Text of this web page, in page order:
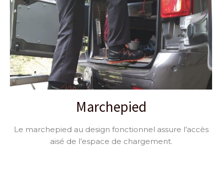
Marchepied
Le marchepied au design fonctionnel assure l’accès
aisé de l’espace de chargement.